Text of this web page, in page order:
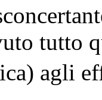
tutto
agli